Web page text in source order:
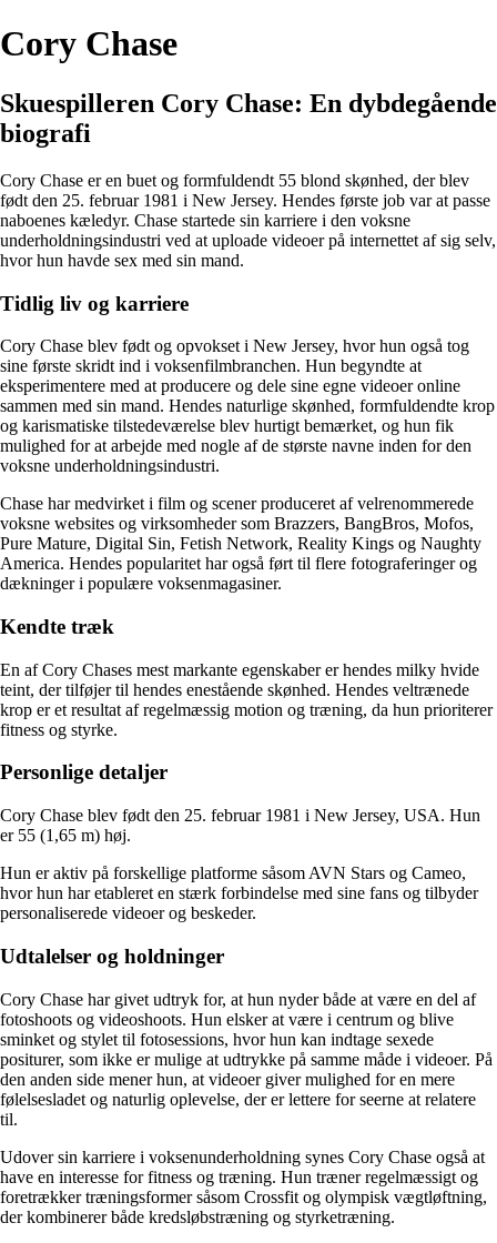
Cory Chase
Skuespilleren Cory Chase: En dybdegående
biografi
Cory Chase er en buet og formfuldendt 55 blond skønhed, der blev
født den 25. februar 1981 i New Jersey. Hendes første job var at passe
naboenes kæledyr. Chase startede sin karriere i den voksne
underholdningsindustri ved at uploade videoer på internettet af sig selv,
hvor hun havde sex med sin mand.
Tidlig liv og karriere
Cory Chase blev født og opvokset i New Jersey, hvor hun også tog
sine første skridt ind i voksenfilmbranchen. Hun begyndte at
eksperimentere med at producere og dele sine egne videoer online
sammen med sin mand. Hendes naturlige skønhed, formfuldendte krop
og karismatiske tilstedeværelse blev hurtigt bemærket, og hun fik
mulighed for at arbejde med nogle af de største navne inden for den
voksne underholdningsindustri.
Chase har medvirket i film og scener produceret af velrenommerede
voksne websites og virksomheder som Brazzers, BangBros, Mofos,
Pure Mature, Digital Sin, Fetish Network, Reality Kings og Naughty
America. Hendes popularitet har også ført til flere fotograferinger og
dækninger i populære voksenmagasiner.
Kendte træk
En af Cory Chases mest markante egenskaber er hendes milky hvide
teint, der tilføjer til hendes enestående skønhed. Hendes veltrænede
krop er et resultat af regelmæssig motion og træning, da hun prioriterer
fitness og styrke.
Personlige detaljer
Cory Chase blev født den 25. februar 1981 i New Jersey, USA. Hun
er 55 (1,65 m) høj.
Hun er aktiv på forskellige platforme såsom AVN Stars og Cameo,
hvor hun har etableret en stærk forbindelse med sine fans og tilbyder
personaliserede videoer og beskeder.
Udtalelser og holdninger
Cory Chase har givet udtryk for, at hun nyder både at være en del af
fotoshoots og videoshoots. Hun elsker at være i centrum og blive
sminket og stylet til fotosessions, hvor hun kan indtage sexede
positurer, som ikke er mulige at udtrykke på samme måde i videoer. På
den anden side mener hun, at videoer giver mulighed for en mere
følelsesladet og naturlig oplevelse, der er lettere for seerne at relatere
til.
Udover sin karriere i voksenunderholdning synes Cory Chase også at
have en interesse for fitness og træning. Hun træner regelmæssigt og
foretrækker træningsformer såsom Crossfit og olympisk vægtløftning,
der kombinerer både kredsløbstræning og styrketræning.